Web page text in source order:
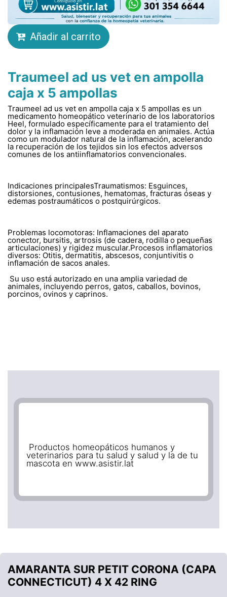
Añadir al carrito
Traumeel ad us vet en ampolla
caja x 5 ampollas
Traumeel ad us vet en ampolla caja x 5 ampollas es un
medicamento homeopático veterinario de los laboratorios
Heel, formulado específicamente para el tratamiento del
dolor y la inflamación leve a moderada en animales. Actúa
como un modulador natural de la inflamación, acelerando
la recuperación de los tejidos sin los efectos adversos
comunes de los antiinflamatorios convencionales.
Indicaciones principalesTraumatismos: Esguinces,
distorsiones, contusiones, hematomas, fracturas óseas y
edemas postraumáticos o postquirúrgicos.
Problemas locomotoras: Inflamaciones del aparato
conector, bursitis, artrosis (de cadera, rodilla o pequeñas
articulaciones) y rigidez muscular.Procesos inflamatorios
diversos: Otitis, dermatitis, abscesos, conjuntivitis o
inflamación de sacos anales.
Su uso está autorizado en una amplia variedad de
animales, incluyendo perros, gatos, caballos, bovinos,
porcinos, ovinos y caprinos.
Productos homeopáticos humanos y
veterinarios para tu salud y salud y la de tu
mascota en www.asistir.lat
AMARANTA SUR PETIT CORONA (CAPA
CONNECTICUT) 4 X 42 RING